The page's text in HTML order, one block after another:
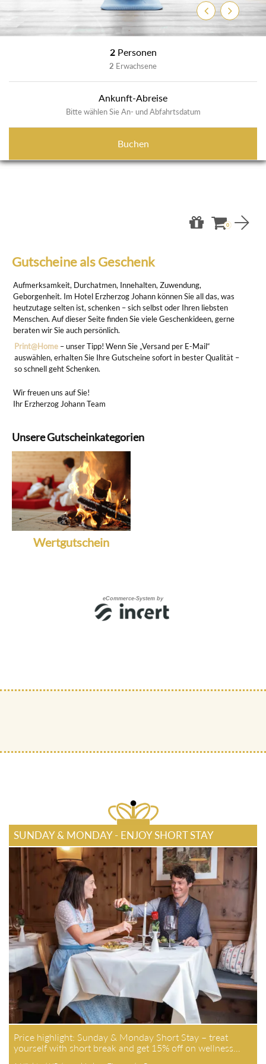
ZurückWeiter
2 Personen
2 Erwachsene
Ankunft-Abreise
Bitte wählen Sie An- und Abfahrtsdatum
Buchen
SUNDAY & MONDAY - ENJOY SHORT STAY
Price highlight: Sunday & Monday Short Stay – treat
yourself with short break and get 15% off on wellness…